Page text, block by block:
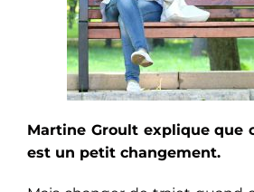
Martine Groult explique que
est un petit changement.